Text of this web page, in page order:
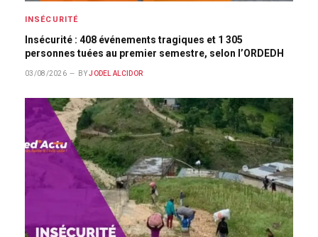
INSÉCURITÉ
Insécurité : 408 événements tragiques et 1 305
personnes tuées au premier semestre, selon l’ORDEDH
03/08/2026 BY JODEL ALCIDOR